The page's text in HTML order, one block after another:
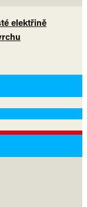
elektřině